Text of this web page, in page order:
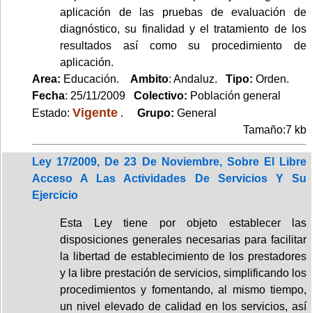
aplicación de las pruebas de evaluación de
diagnóstico, su finalidad y el tratamiento de los
resultados así como su procedimiento de
aplicación.
Area: Educación. Ambito: Andaluz. Tipo: Orden.
Fecha: 25/11/2009 Colectivo: Población general
Estado: Vigente . Grupo: General
Tamaño:7 kb
Ley 17/2009, De 23 De Noviembre, Sobre El Libre
Acceso A Las Actividades De Servicios Y Su
Ejercicio
Esta Ley tiene por objeto establecer las
disposiciones generales necesarias para facilitar
la libertad de establecimiento de los prestadores
y la libre prestación de servicios, simplificando los
procedimientos y fomentando, al mismo tiempo,
un nivel elevado de calidad en los servicios, así